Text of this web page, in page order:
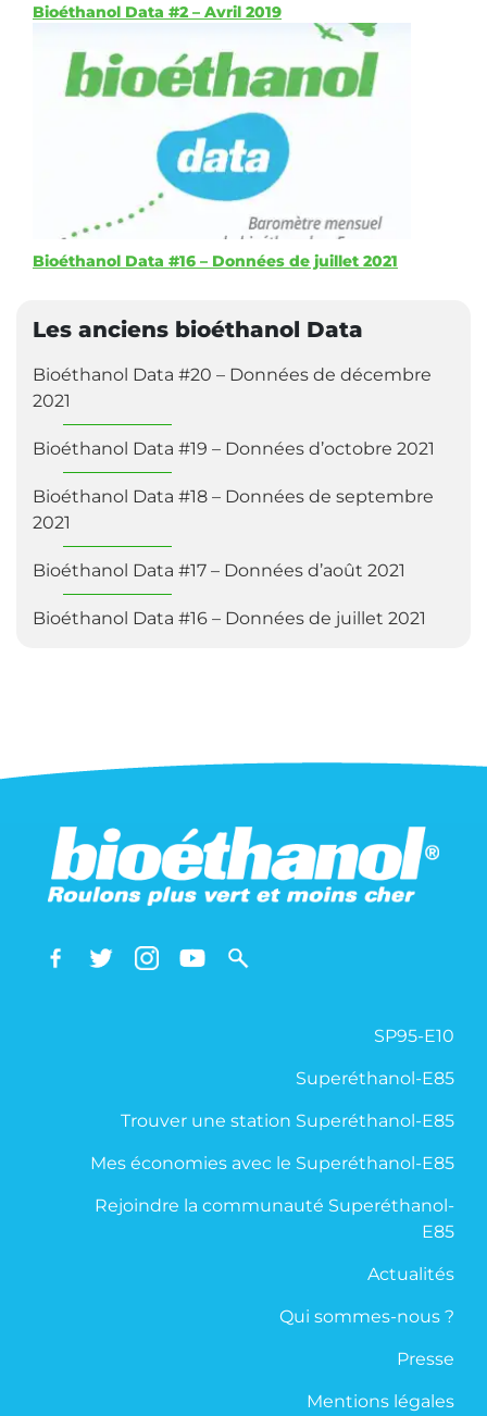
Bioéthanol Data #2 – Avril 2019
Bioéthanol Data #16 – Données de juillet 2021
Les anciens bioéthanol Data
Bioéthanol Data #20 – Données de décembre
2021
Bioéthanol Data #19 – Données d’octobre 2021
Bioéthanol Data #18 – Données de septembre
2021
Bioéthanol Data #17 – Données d’août 2021
Bioéthanol Data #16 – Données de juillet 2021
SP95-E10
Superéthanol-E85
Trouver une station Superéthanol-E85
Mes économies avec le Superéthanol-E85
Rejoindre la communauté Superéthanol-
E85
Actualités
Qui sommes-nous ?
Presse
Mentions légales